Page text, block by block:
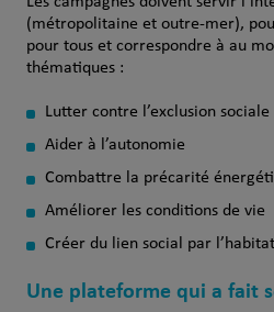
(métropolitaine et outre-mer),
pour tous et correspondre à au
thématiques :
Lutter contre l’exclusion sociale
Aider à l’autonomie
Combattre la précarité
Améliorer les conditions de vie
Créer du lien social par l’habitat
Une plateforme qui a fait